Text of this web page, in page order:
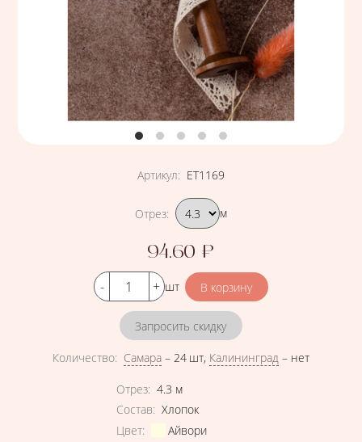
Артикул: ЕТ1169
Подобрать вариант
Отрез: м
Цена
94.60 ₽
Кол-во шт
Запросить скидку
Количество: Самара –24 шт, Калининград – нет
Характеристики
Отрез: 4.3 м
Состав: Хлопок
Цвет:
Айвори